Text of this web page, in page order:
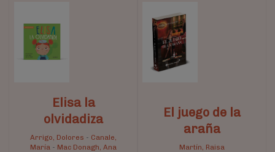
Elisa la
olvidadiza
Arrigo, Dolores - Canale,
María - Mac Donagh, Ana
El juego de la
araña
Martín, Raisa